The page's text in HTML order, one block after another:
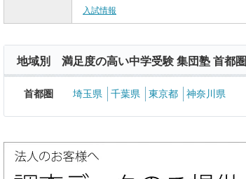
入試情報
地域別 満足度の高い中学受験 集団塾 首都圏
首都圏 埼玉県 千葉県 東京都 神奈川県